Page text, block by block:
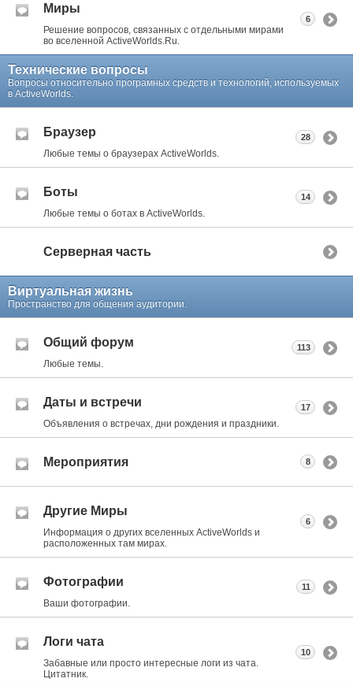
Миры
Решение вопросов, связанных с отдельными мирами
во вселенной ActiveWorlds.Ru.
6
Технические вопросы
Вопросы относительно програмных средств и технологий, используемых
в ActiveWorlds.
Браузер
Любые темы о браузерах ActiveWorlds.
28
Боты
Любые темы о ботах в ActiveWorlds.
14
Серверная часть
Виртуальная жизнь
Пространство для общения аудитории.
Общий форум
Любые темы.
113
Даты и встречи
Объявления о встречах, дни рождения и праздники.
17
Мероприятия 8
Другие Миры
Информация о других вселенных ActiveWorlds и
расположенных там мирах.
6
Фотографии
Ваши фотографии.
11
Логи чата
Забавные или просто интересные логи из чата.
Цитатник.
10